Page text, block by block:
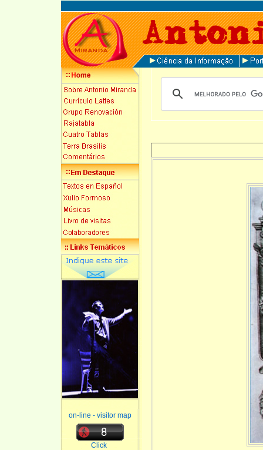
on-line - visitor map
Click